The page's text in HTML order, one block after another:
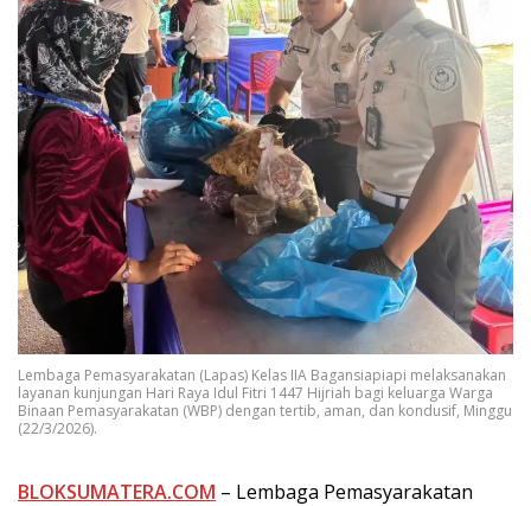
Lembaga Pemasyarakatan (Lapas) Kelas IIA Bagansiapiapi melaksanakan
layanan kunjungan Hari Raya Idul Fitri 1447 Hijriah bagi keluarga Warga
Binaan Pemasyarakatan (WBP) dengan tertib, aman, dan kondusif, Minggu
(22/3/2026).
BLOKSUMATERA.COM – Lembaga Pemasyarakatan